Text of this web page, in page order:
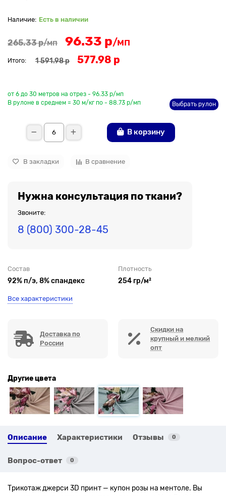
Есть в наличии
265.33 р/мп 96.33 р/мп
Итого: 1 591.98 р 577.98 р
от 6 до 30 метров на отрез - 96.33 р/мп
В рулоне в среднем = 30 м/кг по - 88.73 р/мп
Выбрать рулон
В корзину
В закладки В сравнение
Нужна консультация по ткани?
Звоните:
8 (800) 300-28-45
Состав
92% п/э, 8% спандекс
Плотность
254 гр/м²
Все характеристики
Доставка по
России
Скидки на
крупный и мелкий
опт
Другие цвета
Описание Характеристики Отзывы 0
Вопрос-ответ 0
Трикотаж джерси 3D принт — купон розы на ментоле. Вы